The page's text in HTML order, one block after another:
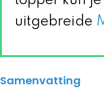
uitgebreide
Samenvatting